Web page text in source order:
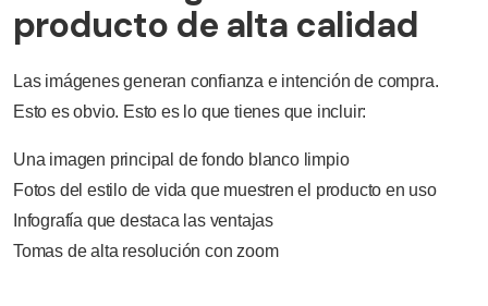
producto de alta calidad
Las imágenes generan confianza e intención de compra.
Esto es obvio. Esto es lo que tienes que incluir:
Una imagen principal de fondo blanco limpio
Fotos del estilo de vida que muestren el producto en uso
Infografía que destaca las ventajas
Tomas de alta resolución con zoom